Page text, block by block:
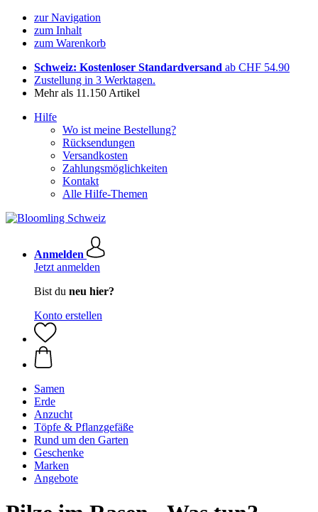
zur Navigation
zum Inhalt
zum Warenkorb
Schweiz: Kostenloser Standardversand ab CHF 54.90
Zustellung in 3 Werktagen.
Mehr als 11.150 Artikel
Hilfe
Wo ist meine Bestellung?
Rücksendungen
Versandkosten
Zahlungsmöglichkeiten
Kontakt
Alle Hilfe-Themen
Anmelden
Jetzt anmelden
Bist du neu hier?
Konto erstellen
Samen
Erde
Anzucht
Töpfe & Pflanzgefäße
Rund um den Garten
Geschenke
Marken
Angebote